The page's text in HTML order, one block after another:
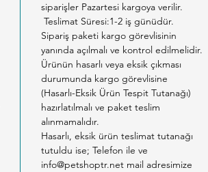
siparişler Pazartesi kargoya verilir.
Teslimat Süresi:1-2 iş günüdür.
Sipariş paketi kargo görevlisinin
yanında açılmalı ve kontrol edilmelidir.
Ürünün hasarlı veya eksik çıkması
durumunda kargo görevlisine
(Hasarlı-Eksik Ürün Tespit Tutanağı)
hazırlatılmalı ve paket teslim
alınmamalıdır.
Hasarlı, eksik ürün teslimat tutanağı
tutuldu ise; Telefon ile ve
info@petshoptr.net mail adresimize